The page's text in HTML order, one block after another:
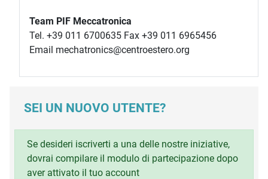
Team PIF Meccatronica
Tel. +39 011 6700635 Fax +39 011 6965456
Email mechatronics@centroestero.org
SEI UN NUOVO UTENTE?
Se desideri iscriverti a una delle nostre iniziative,
dovrai compilare il modulo di partecipazione dopo
aver attivato il tuo account